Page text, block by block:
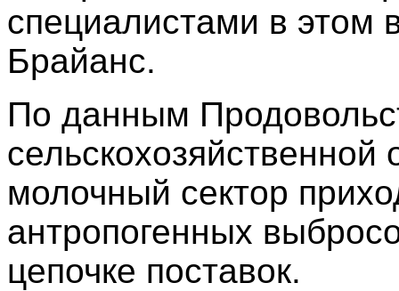
специалистами в этом
Брайанс.
По данным
молочный сектор
антропогенных
цепочке поставок.